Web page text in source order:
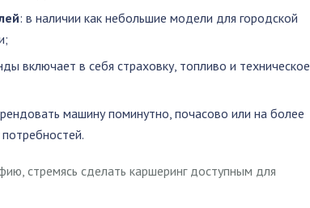
: в наличии как небольшие модели для городской
включает в себя страховку, топливо и техническое
машину поминутно, почасово или на более
стремясь сделать каршеринг доступным для